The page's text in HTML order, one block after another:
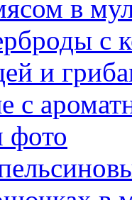
в
с
и
с
фото